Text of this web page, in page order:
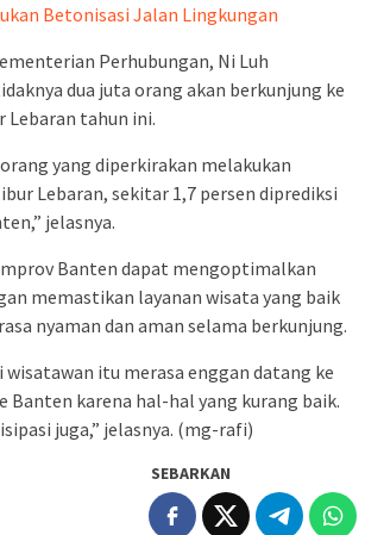
Betonisasi Jalan Lingkungan
Perhubungan, Ni Luh
dua juta orang akan berkunjung ke
Lebaran tahun ini.
yang diperkirakan melakukan
Lebaran, sekitar 1,7 persen diprediksi
jelasnya.
Banten dapat mengoptimalkan
memastikan layanan wisata yang baik
nyaman dan aman selama berkunjung.
wisatawan itu merasa enggan datang ke
Banten karena hal-hal yang kurang baik.
juga,” jelasnya. (mg-rafi)
SEBARKAN